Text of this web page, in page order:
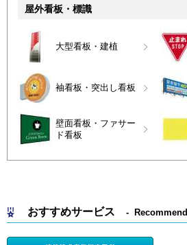
屋外看板・標識
大型看板・建植
袖看板・突出し看板
壁面看板・ファサー
ド看板
おすすめサービス Recommend